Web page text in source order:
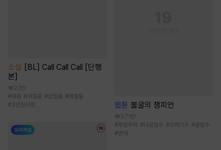
소설 [BL] Call Call Call [단행
본]
2.1만
#애증 #까칠공 #삽질물 #애절물
#3인칭시점 웹툰 불굴의 챔피언
571만
#후방주의 #다공일수 #쓰레기수 #굴림수
#변태